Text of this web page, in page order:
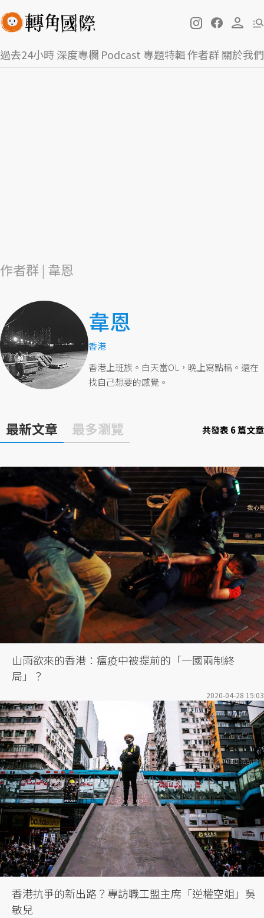
過去24小時深度專欄 Podcast 專題特輯作者群關於我們
作者群 | 韋恩
韋恩
香港
香港上班族。白天當OL，晚上寫點稿。還在
找自己想要的感覺。
最新文章 最多瀏覽 共發表 6 篇文章
山雨欲來的香港：瘟疫中被提前的「一國兩制終
局」？
2020-04-28 15:03
香港抗爭的新出路？專訪職工盟主席「逆權空姐」吳
敏兒